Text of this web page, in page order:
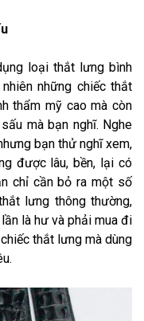
loại thắt lưng bình
những chiếc thắt
thẩm mỹ cao mà còn
mà bạn nghĩ. Nghe
bạn thử nghĩ xem,
được lâu, bền, lại có
chỉ cần bỏ ra một số
lưng thông thường,
là hư và phải mua đi
thắt lưng mà dùng